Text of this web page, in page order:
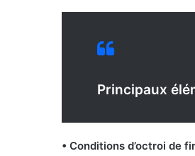
Principaux
• Conditions d’octroi de